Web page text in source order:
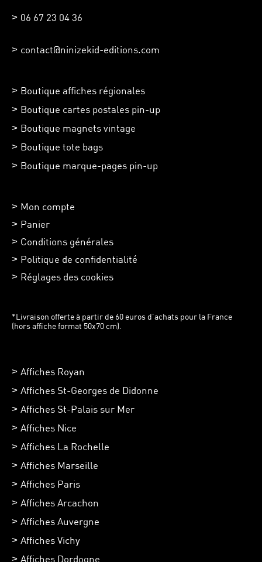
06 67 23 04 36
contact@ninizekid-editions.com
Boutique affiches régionales
Boutique cartes postales pin-up
Boutique magnets vintage
Boutique tote bags
Boutique marque-pages pin-up
Mon compte
Panier
Conditions générales
Politique de confidentialité
Réglages des cookies
*Livraison offerte à partir de 60 euros d’achats pour la France
(hors affiche format 50x70 cm).
Affiches Royan
Affiches St-Georges de Didonne
Affiches St-Palais sur Mer
Affiches Nice
Affiches La Rochelle
Affiches Marseille
Affiches Paris
Affiches Arcachon
Affiches Auvergne
Affiches Vichy
Affiches Dordogne